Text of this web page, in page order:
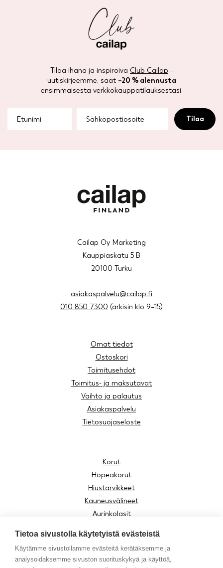
Tilaa ihana ja inspiroiva Club Cailap -
uutiskirjeemme, saat –20 % alennusta
ensimmäisestä verkkokauppatilauksestasi.
Cailap Oy Marketing
Kauppiaskatu 5 B
20100 Turku
asiakaspalvelu@cailap.fi
010 850 7300 (arkisin klo 9–15)
Omat tiedot
Ostoskori
Toimitusehdot
Toimitus- ja maksutavat
Vaihto ja palautus
Asiakaspalvelu
Tietosuojaseloste
Korut
Hopeakorut
Hiustarvikkeet
Kauneusvälineet
Aurinkolasit
Lasten tuotteet
Asusteet
Moomin by Cailap
Tietoa sivustolla käytetyistä evästeistä
Käytämme sivustollamme evästeitä kerätäksemme ja
analysoidaksemme sivuston suorituskykyä ja käyttöä,